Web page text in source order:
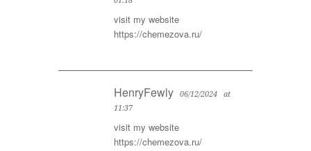
visit my website
https://chemezova.ru/
HenryFewly 06/12/2024
at
11:37
visit my website
https://chemezova.ru/